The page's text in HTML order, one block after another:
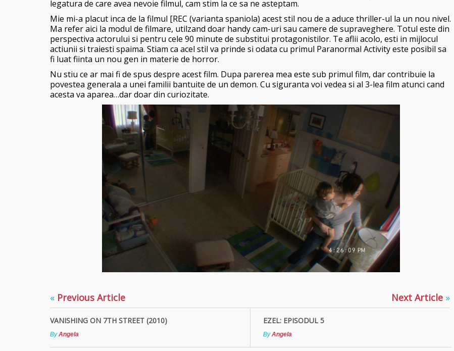
legatura de care avea nevoie filmul, cam stim la ce sa ne asteptam.
Mie mi-a placut inca de la filmul [REC (varianta spaniola) acest stil nou de a aduce thriller-ul la un nou nivel.
Ma refer aici la modul de filmare, utilzand doar handy cam-uri sau camere de supraveghere. Totul este din
perspectiva actorului si pentru cele 90 minute de substitui protagonistilor. Te aflii acolo, esti in mijlocul
actiunii si traiesti spaima. Stiam ca acel stil va prinde si odata cu primul Paranormal Activity este posibil sa
fi luat fiinta un nou gen in materie de horror.
Nu stiu ce ar mai fi de spus despre acest film. Dupa parerea mea este sub primul film, dar contribuie la
povestea generala a unei familii bantuite de un demon. Cu siguranta voi vedea si al 3-lea film atunci cand
acesta va aparea…dar doar din curiozitate.
« Previous Article
VANISHING ON 7TH STREET (2010)
ByAngela
Next Article »
EZEL: EPISODUL 5
ByAngela